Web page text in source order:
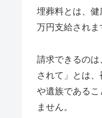
埋葬料とは、
万円支給されま
請求できるの
されて」とは
や遺族である
ません。